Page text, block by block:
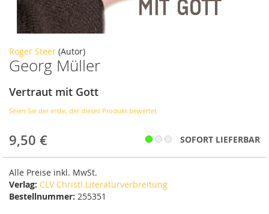
Roger Steer (Autor)
Georg Müller
Vertraut mit Gott
Seien Sie der erste, der dieses Produkt bewertet
9,50 € SOFORT LIEFERBAR
Alle Preise inkl. MwSt.
Verlag: CLV Christl.Literaturverbreitung
Bestellnummer: 255351
Zum
Anfang
der
Bildergalerie
springen